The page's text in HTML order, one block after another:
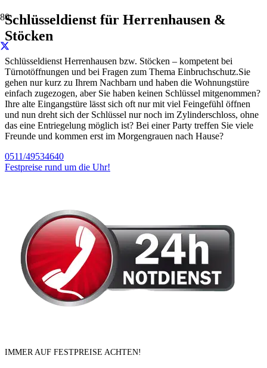
Schlüsseldienst für Herrenhausen &
Stöcken
Schlüsseldienst Herrenhausen bzw. Stöcken – kompetent bei
Türnotöffnungen und bei Fragen zum Thema Einbruchschutz.Sie
gehen nur kurz zu Ihrem Nachbarn und haben die Wohnungstüre
einfach zugezogen, aber Sie haben keinen Schlüssel mitgenommen?
Ihre alte Eingangstüre lässt sich oft nur mit viel Feingefühl öffnen
und nun dreht sich der Schlüssel nur noch im Zylinderschloss, ohne
das eine Entriegelung möglich ist? Bei einer Party treffen Sie viele
Freunde und kommen erst im Morgengrauen nach Hause?
0511/49534640
Festpreise rund um die Uhr!
IMMER AUF FESTPREISE ACHTEN!